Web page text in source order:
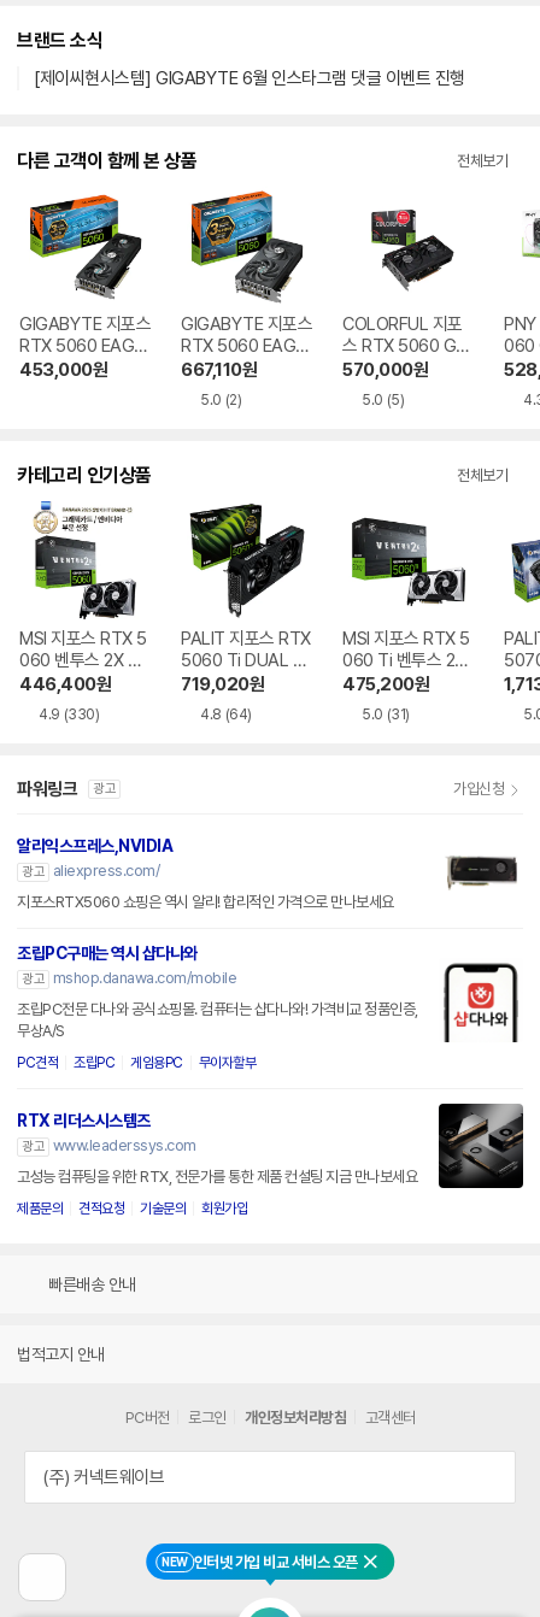
NEW 인터넷 가입 비교 서비스 오픈 닫기
브랜드 소식
[제이씨현시스템] GIGABYTE 6월 인스타그램 댓글 이벤트 진행
다른 고객이 함께 본 상품 전체보기
GIGABYTE 지포스
RTX 5060 EAGLE
MAX OC D7 8GB
453,000원
GIGABYTE 지포스
RTX 5060 EAGLE
OC D7 8GB 제이
씨현
667,110원
5.0 (2)
COLORFUL 지포
스 RTX 5060 GA
MING DUO D7 8
GB 피씨디렉트
570,000원
5.0 (5)
PNY
060
카테고리 인기상품 전체보기
MSI 지포스 RTX 5
060 벤투스 2X OC
D7 8GB
446,400원
4.9 (330)
PALIT 지포스 RTX
5060 Ti DUAL D
7 8GB 이엠텍
719,020원
4.8 (64)
MSI 지포스 RTX 5
060 Ti 벤투스 2X
OC 플러스 D7 8G
475,200원
5.0 (31)
이
파워링크 광고 가입신청
알리익스프레스,NVIDIA
광고
aliexpress.com/
지포스RTX5060 쇼핑은 역시 알리! 합리적인 가격으로 만나보세요
조립PC구매는 역시 샵다나와
광고
mshop.danawa.com/mobile
조립PC전문 다나와 공식쇼핑몰. 컴퓨터는 샵다나와! 가격비교 정품인증,
무상A/S
PC견적 조립PC 게임용PC 무이자할부
RTX 리더스시스템즈
광고 www.leaderssys.com
고성능 컴퓨팅을 위한 RTX, 전문가를 통한 제품 컨설팅 지금 만나보세요
제품문의 견적요청 기술문의 회원가입
빠른배송 안내
법적고지 안내
전
PC버전 로그인 개인정보처리방침 고객센터
(주) 커넥트웨이브